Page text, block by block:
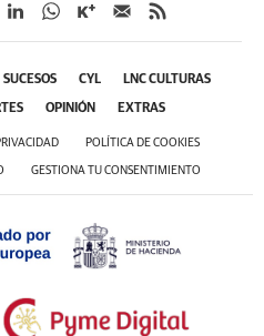
SUCESOS CYL LNC CULTURAS
OPINIÓN EXTRAS
POLÍTICA DE COOKIES
GESTIONA TU CONSENTIMIENTO